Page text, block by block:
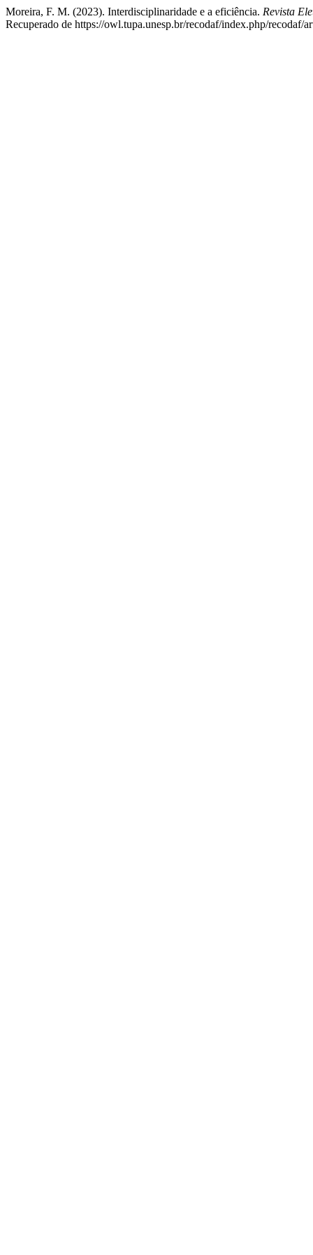
Moreira, F. M. (2023). Interdisciplinaridade e a eficiência. Revista
Recuperado de https://owl.tupa.unesp.br/recodaf/index.php/recodaf/